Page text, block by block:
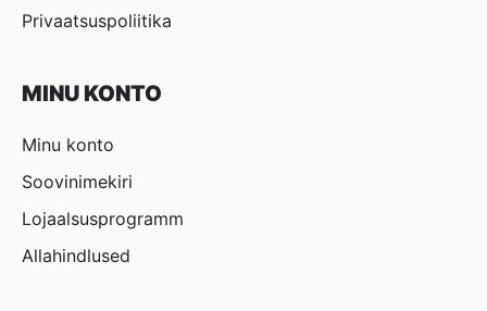
Privaatsuspoliitika
MINU KONTO
Minu konto
Soovinimekiri
Lojaalsusprogramm
Allahindlused